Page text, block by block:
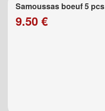
Samoussas boeuf 5 pcs
9.50 €